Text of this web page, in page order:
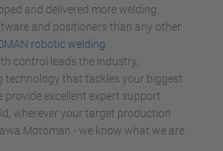
and delivered more welding
and positioners than any other
robotic welding
control leads the industry,
technology that tackles your biggest
provide excellent expert support
wherever your target production
Motoman - we know what we are